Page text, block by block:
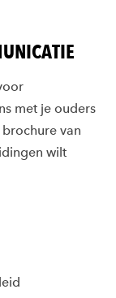
met je ouders
van
wilt